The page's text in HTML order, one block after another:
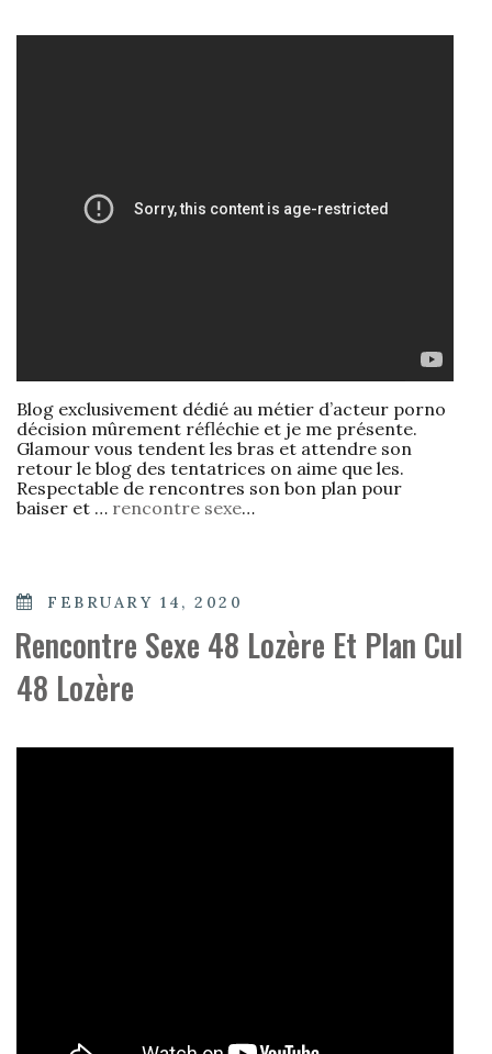
Blog exclusivement dédié au métier d’acteur porno
décision mûrement réfléchie et je me présente.
Glamour vous tendent les bras et attendre son
retour le blog des tentatrices on aime que les.
Respectable de rencontres son bon plan pour
baiser et … rencontre sexe…
POSTED
FEBRUARY 14, 2020
Rencontre Sexe 48 Lozère Et Plan Cul
48 Lozère